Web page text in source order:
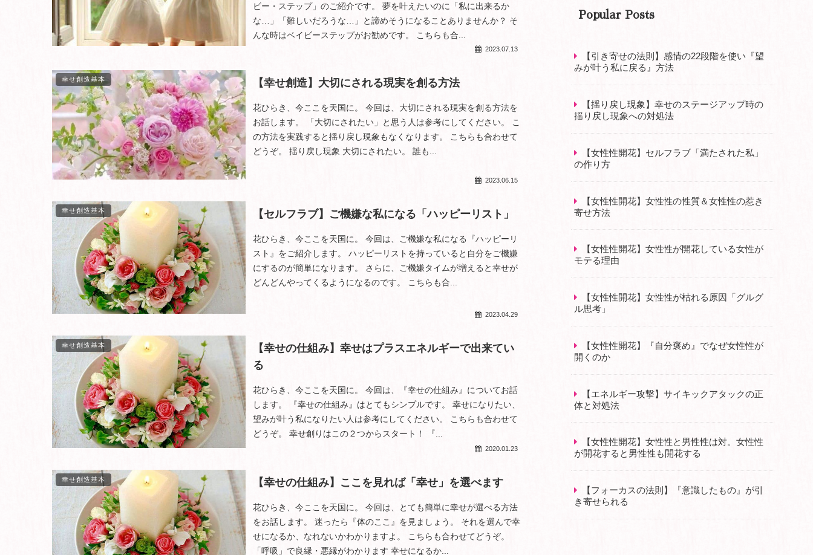
ビー・ステップ」のご紹介です。 夢を叶えたいのに「私に出来るか
な…」「難しいだろうな…」と諦めそうになることありませんか？ そ
んな時はベイビーステップがお勧めです。 こちらも合...
2023.07.13
幸せ創造基本 【幸せ創造】大切にされる現実を創る方法
花ひらき、今ここを天国に。 今回は、大切にされる現実を創る方法を
お話します。 「大切にされたい」と思う人は参考にしてください。 こ
の方法を実践すると揺り戻し現象もなくなります。 こちらも合わせて
どうぞ。 揺り戻し現象 大切にされたい。 誰も...
2023.06.15
幸せ創造基本 【セルフラブ】ご機嫌な私になる「ハッピーリスト」
花ひらき、今ここを天国に。 今回は、ご機嫌な私になる『ハッピーリ
スト』をご紹介します。 ハッピーリストを持っていると自分をご機嫌
にするのが簡単になります。 さらに、ご機嫌タイムが増えると幸せが
どんどんやってくるようになるのです。 こちらも合...
2023.04.29
幸せ創造基本
【幸せの仕組み】幸せはプラスエネルギーで出来てい
る
花ひらき、今ここを天国に。 今回は、『幸せの仕組み』についてお話
します。 『幸せの仕組み』はとてもシンプルです。 幸せになりたい、
望みが叶う私になりたい人は参考にしてください。 こちらも合わせて
どうぞ。 幸せ創りはこの２つからスタート！ 『...
2020.01.23
幸せ創造基本 【幸せの仕組み】ここを見れば「幸せ」を選べます
花ひらき、今ここを天国に。 今回は、とても簡単に幸せが選べる方法
をお話します。 迷ったら『体のここ』を見ましょう。 それを選んで幸
せになるか、なれないかわかりますよ。 こちらも合わせてどうぞ。
「呼吸」で良縁・悪縁がわかります 幸せになるか...
Popular Posts
【引き寄せの法則】感情の22段階を使い『望
みが叶う私に戻る』方法
【揺り戻し現象】幸せのステージアップ時の
揺り戻し現象への対処法
【女性性開花】セルフラブ「満たされた私」
の作り方
【女性性開花】女性性の性質＆女性性の惹き
寄せ方法
【女性性開花】女性性が開花している女性が
モテる理由
【女性性開花】女性性が枯れる原因「グルグ
ル思考」
【女性性開花】『自分褒め』でなぜ女性性が
開くのか
【エネルギー攻撃】サイキックアタックの正
体と対処法
【女性性開花】女性性と男性性は対。女性性
が開花すると男性性も開花する
【フォーカスの法則】『意識したもの』が引
き寄せられる